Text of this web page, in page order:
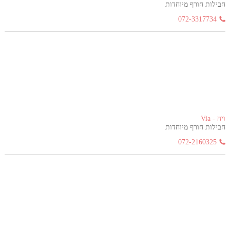
חבילות חורף מיוחדות
072-3317734
ויה - Via
חבילות חורף מיוחדות
072-2160325